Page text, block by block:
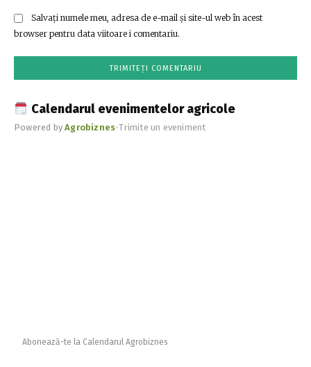
Salvați numele meu, adresa de e-mail și site-ul web în acest
browser pentru data viitoare i comentariu.
Calendarul evenimentelor agricole
Powered byAgrobiznes•Trimite un eveniment
Abonează-te la Calendarul Agrobiznes